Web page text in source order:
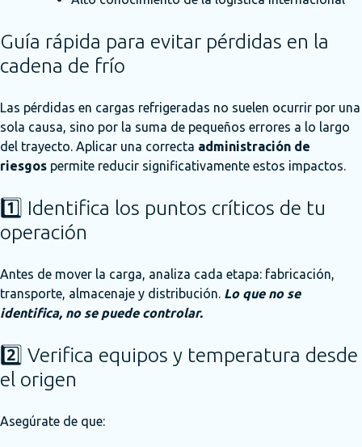
Guía rápida para evitar pérdidas en la
cadena de frío
Las pérdidas en cargas refrigeradas no suelen ocurrir por una
sola causa, sino por la suma de pequeños errores a lo largo
del trayecto. Aplicar una correcta administración de
riesgos permite reducir significativamente estos impactos.
1️⃣ Identifica los puntos críticos de tu
operación
Antes de mover la carga, analiza cada etapa: fabricación,
transporte, almacenaje y distribución. Lo que no se
identifica, no se puede controlar.
2️⃣ Verifica equipos y temperatura desde
el origen
Asegúrate de que: